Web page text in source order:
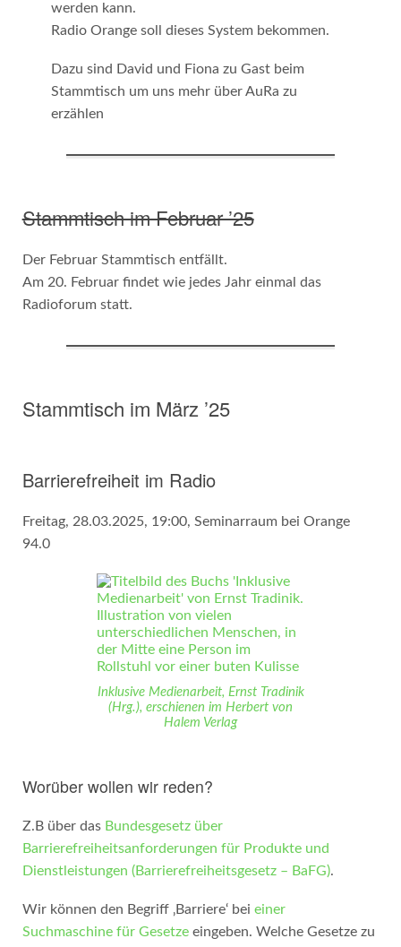
werden kann.
Radio Orange soll dieses System bekommen.
Dazu sind David und Fiona zu Gast beim
Stammtisch um uns mehr über AuRa zu
erzählen
Stammtisch im Februar ’25
Der Februar Stammtisch entfällt.
Am 20. Februar findet wie jedes Jahr einmal das
Radioforum statt.
Stammtisch im März ’25
Barrierefreiheit im Radio
Freitag, 28.03.2025, 19:00, Seminarraum bei Orange
94.0
Inklusive Medienarbeit, Ernst Tradinik
(Hrg.), erschienen im Herbert von
Halem Verlag
Worüber wollen wir reden?
Z.B über das Bundesgesetz über
Barrierefreiheitsanforderungen für Produkte und
Dienstleistungen (Barrierefreiheitsgesetz – BaFG).
Wir können den Begriff ‚Barriere‘ bei einer
Suchmaschine für Gesetzeeingeben. Welche Gesetze zu